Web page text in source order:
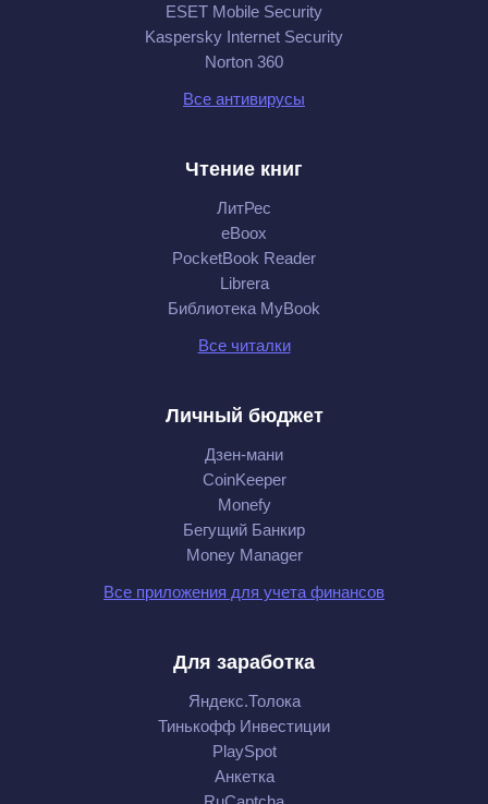
ESET Mobile Security
Kaspersky Internet Security
Norton 360
Все антивирусы
Чтение книг
ЛитРес
eBoox
PocketBook Reader
Librera
Библиотека MyBook
Все читалки
Личный бюджет
Дзен-мани
CoinKeeper
Monefy
Бегущий Банкир
Money Manager
Все приложения для учета финансов
Для заработка
Яндекс.Толока
Тинькофф Инвестиции
PlaySpot
Анкетка